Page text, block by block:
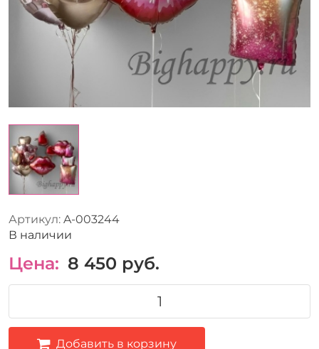
Артикул: A-003244
В наличии
Цена: 8 450 руб.
Добавить в корзину